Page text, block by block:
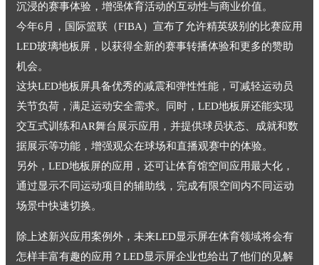
沉浸的赛事体验，增强体育活动的互动性与商业价值。
今年6月，国际篮联（FIBA）宣布了允许精英级别的比赛应用
LED玻璃地板屏，以获得全新的赛事转播体验和更多的赞助
机会。
这块LED地板屏具备优秀的减震和弹性性能，可减轻运动员
关节负荷，满足运动安全需求。同时，LED地板屏还能实现
交互式训练和AR舞台展示应用，并提供球员状态、成就和数
据展示等功能，增强观众在球场和直播观赛中的体验。
另外，LED地板屏的应用，还可让体育馆空间应用最大化，
通过显示不同运动项目的辅助线，完成有限空间内不同运动
场景中快速切换。
除上述新兴应用案例外，未来LED显示屏在体育领域将会有
怎样丰富有趣的应用？LED显示屏企业也给出了他们的见解